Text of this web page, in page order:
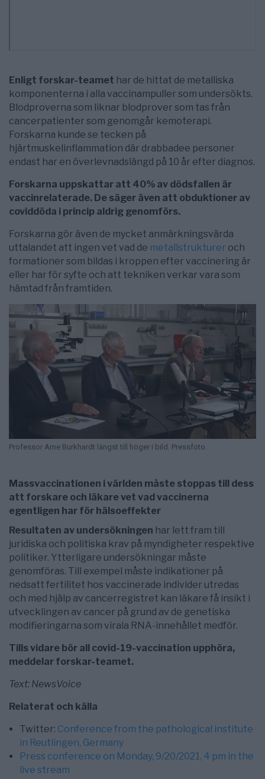
Enligt forskar-teamet har de hittat de metalliska
komponenterna i alla vaccinampuller som undersökts.
Blodproverna som liknar blodprover som tas från
cancerpatienter som genomgår kemoterapi.
Forskarna kunde se tecken på
hjärtmuskelinflammation där drabbadee personer
endast har en överlevnadslängd på 10 år efter diagnos.
Forskarna uppskattar att 40% av dödsfallen är
vaccinrelaterade. De säger även att obduktioner av
coviddöda i princip aldrig genomförs.
Forskarna gör även de mycket anmärkningsvärda
uttalandet att ingen vet vad de metallstrukturer och
formationer som bildas i kroppen efter vaccinering är
eller har för syfte och att tekniken verkar vara som
hämtad från framtiden.
Professor Arne Burkhardt längst till höger i bild. Pressfoto.
Massvaccinationen i världen måste stoppas till dess
att forskare och läkare vet vad vaccinerna
egentligen har för hälsoeffekter
Resultaten av undersökningen har lett fram till
juridiska och politiska krav på myndigheter respektive
politiker. Ytterligare undersökningar måste
genomföras. Till exempel måste indikationer på
nedsatt fertilitet hos vaccinerade individer utredas
och med hjälp av cancerregistret kan läkare få insikt i
utvecklingen av cancer på grund av de genetiska
modifieringarna som virala RNA-innehållet medför.
Tills vidare bör all covid-19-vaccination upphöra,
meddelar forskar-teamet.
Text: NewsVoice
Relaterat och källa
Twitter: Conference from the pathological institute
in Reutlingen, Germany
Press conference on Monday, 9/20/2021, 4 pm in the
live stream